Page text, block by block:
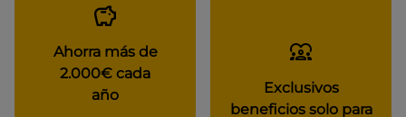
Ahorra más de
2.000€ cada
año
Exclusivos
beneficios solo para